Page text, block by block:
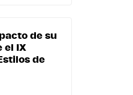
de su
el IX
de